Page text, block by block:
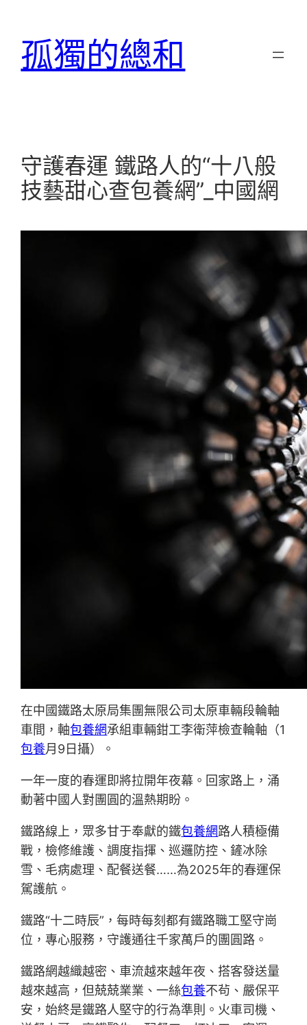
孤獨的總和
守護春運 鐵路人的“十八般
技藝甜心查包養網”_中國網
在中國鐵路太原局集團無限公司太原車輛段輪軸
車間，軸包養網承組車輛鉗工李衛萍檢查輪軸（1
包養月9日攝）。
一年一度的春運即將拉開年夜幕。回家路上，涌
動著中國人對團圓的溫熱期盼。
鐵路線上，眾多甘于奉獻的鐵包養網路人積極備
戰，檢修維護、調度指揮、巡邏防控、鏟冰除
雪、毛病處理、配餐送餐……為2025年的春運保
駕護航。
鐵路“十二時辰”，每時每刻都有鐵路職工堅守崗
位，專心服務，守護通往千家萬戶的團圓路。
鐵路網越織越密、車流越來越年夜、搭客發送量
越來越高，但兢兢業業、一絲包養不茍、嚴保平
安，始終是鐵路人堅守的行為準則。火車司機、